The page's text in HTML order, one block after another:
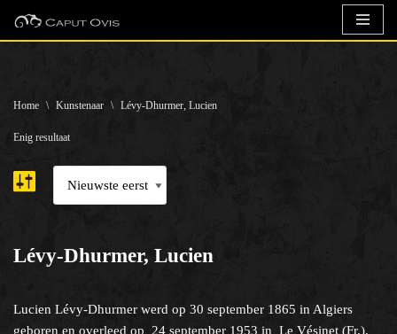
inhoud
Home \ Kunstenaar \ Lévy-Dhurmer, Lucien
Enig resultaat
Lévy-Dhurmer, Lucien
Lucien Lévy-Dhurmer werd op 30 september 1865 in Algiers
geboren en overleed op 24 september 1953 in Le Vésinet (Fr.).